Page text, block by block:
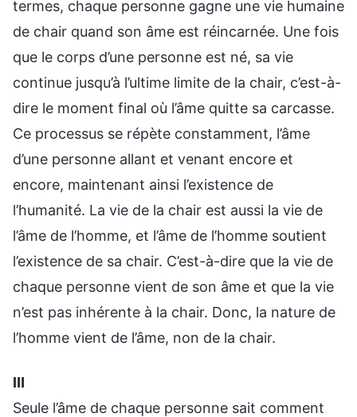
termes, chaque personne gagne une vie humaine
de chair quand son âme est réincarnée. Une fois
que le corps d’une personne est né, sa vie
continue jusqu’à l’ultime limite de la chair, c’est-à-
dire le moment final où l’âme quitte sa carcasse.
Ce processus se répète constamment, l’âme
d’une personne allant et venant encore et
encore, maintenant ainsi l’existence de
l’humanité. La vie de la chair est aussi la vie de
l’âme de l’homme, et l’âme de l’homme soutient
l’existence de sa chair. C’est-à-dire que la vie de
chaque personne vient de son âme et que la vie
n’est pas inhérente à la chair. Donc, la nature de
l’homme vient de l’âme, non de la chair.
Ⅲ
Seule l’âme de chaque personne sait comment